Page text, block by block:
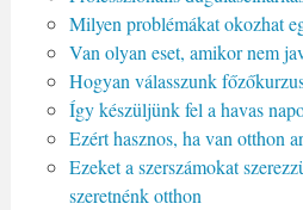
Milyen problémákat okozhat
Van olyan eset, amikor nem
Hogyan válasszunk
Így készüljünk fel a havas
Ezért hasznos, ha van otthon
Ezeket a szerszámokat
szeretnénk otthon